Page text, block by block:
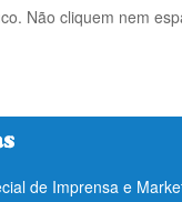
Não cliquem nem
de Imprensa e